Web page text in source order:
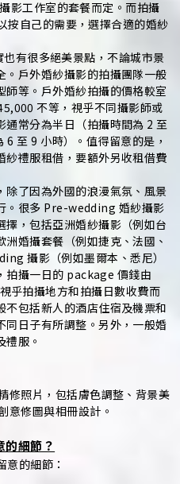
影工作室的套餐而定。而拍攝
按自己的需要，選擇合適的婚紗
有很多絕美景點，不論城市景
。戶外婚紗攝影的拍攝團隊一般
等。戶外婚紗拍攝的價格較室
不等，視乎不同攝影師或
常分為半日（拍攝時間為 2 至
至 9 小時）。值得留意的是，
禮服租借，要額外另收租借費
了因為外國的浪漫氣氛、風景
。很多 Pre-wedding 婚紗攝影
，包括亞洲婚紗攝影（例如台
婚攝套餐（例如捷克、法國、
攝影（例如墨爾本、悉尼）
拍攝一日的 package 價錢由
乎拍攝地方和拍攝日數收費而
包括新人的酒店住宿及機票和
日子有所調整。另外，一般婚
服。
修照片，包括膚色調整、背景美
意修圖與相冊設計。
的細節？
的細節：